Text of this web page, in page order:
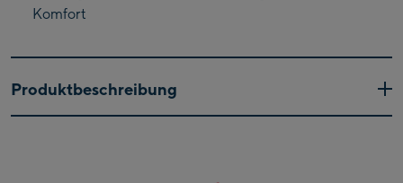
Drive-in Areit III
Saalfelden:
Komfort
Produktbeschreibung